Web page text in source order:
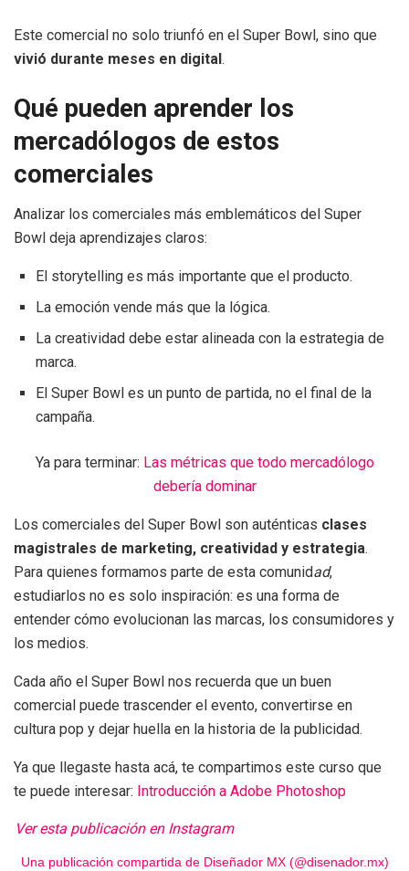
Este comercial no solo triunfó en el Super Bowl, sino que
vivió durante meses en digital.
Qué pueden aprender los
mercadólogos de estos
comerciales
Analizar los comerciales más emblemáticos del Super
Bowl deja aprendizajes claros:
El storytelling es más importante que el producto.
La emoción vende más que la lógica.
La creatividad debe estar alineada con la estrategia de
marca.
El Super Bowl es un punto de partida, no el final de la
campaña.
Ya para terminar: Las métricas que todo mercadólogo
debería dominar
Los comerciales del Super Bowl son auténticas clases
magistrales de marketing, creatividad y estrategia.
Para quienes formamos parte de esta comunidad,
estudiarlos no es solo inspiración: es una forma de
entender cómo evolucionan las marcas, los consumidores y
los medios.
Cada año el Super Bowl nos recuerda que un buen
comercial puede trascender el evento, convertirse en
cultura pop y dejar huella en la historia de la publicidad.
Ya que llegaste hasta acá, te compartimos este curso que
te puede interesar: Introducción a Adobe Photoshop
Ver esta publicación en Instagram
Una publicación compartida de Diseñador MX (@disenador.mx)